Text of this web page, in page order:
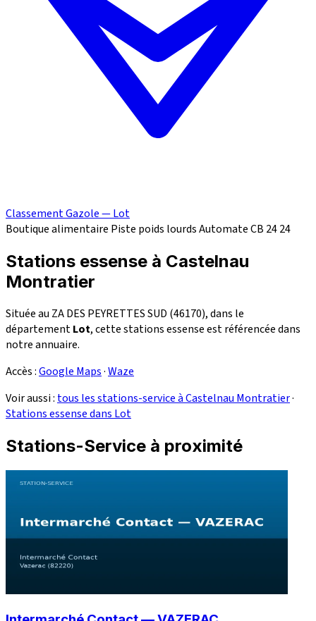
Classement Gazole — Lot
Boutique alimentaire Piste poids lourdsAutomate CB 2424
Stations essense à Castelnau
Montratier
Située au ZA DES PEYRETTES SUD (46170), dans le
départementLot, cette stations essense est référencée dans
notre annuaire.
Accès :Google Maps·Waze
Voir aussi : tous les stations-service à Castelnau Montratier·
Stations essense dans Lot
Stations-Service à proximité